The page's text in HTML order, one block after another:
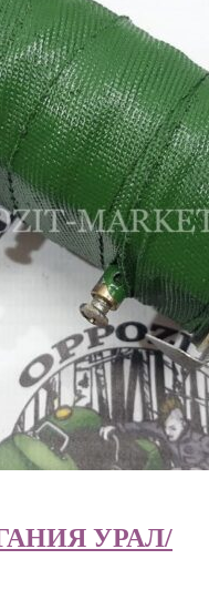
УРАЛ/